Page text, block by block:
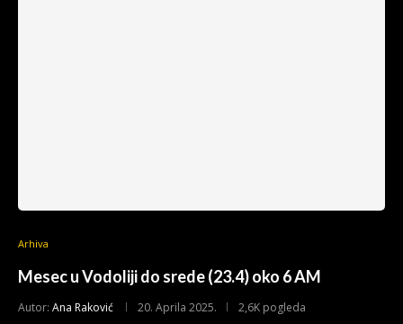
Arhiva
Mesec u Vodoliji do srede (23.4) oko 6 AM
Autor: Ana Raković 20. Aprila 2025. 2,6K pogleda